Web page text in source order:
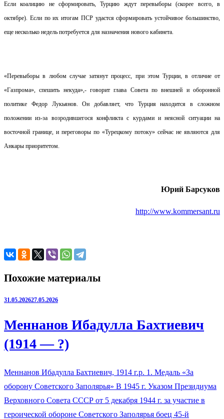
Если коалицию не сформировать, Турцию ждут перевыборы (скорее всего, в
октябре). Если по их итогам ПСР удастся сформировать устойчивое большинство,
еще несколько недель потребуется для назначения нового кабинета.
«Перевыборы в любом случае затянут процесс, при этом Турции, в отличие от
«Газпрома», спешить некуда»,- говорит глава Совета по внешней и оборонной
политике Федор Лукьянов. Он добавляет, что Турция находится в сложном
положении из-за возродившегося конфликта с курдами и неясной ситуации на
восточной границе, и переговоры по «Турецкому потоку» сейчас не являются для
Анкары приоритетом.
Юрий Барсуков
http://www.kommersant.ru
Похожие материалы
31.05.202627.05.2026
Меннанов Ибадулла Бахтиевич
(1914 — ?)
Меннанов Ибадулла Бахтиевич, 1914 г.р. 1. Медаль «За
оборону Советского Заполярья» В 1945 г. Указом Президиума
Верховного Совета СССР от 5 декабря 1944 г. за участие в
героической обороне Советского Заполярья боец 45-й